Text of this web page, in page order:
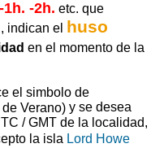
-1h. -2h. etc. que
indican el huso
en el momento de la
el simbolo de
y se desea
/ GMT de la localidad,
la isla Lord Howe